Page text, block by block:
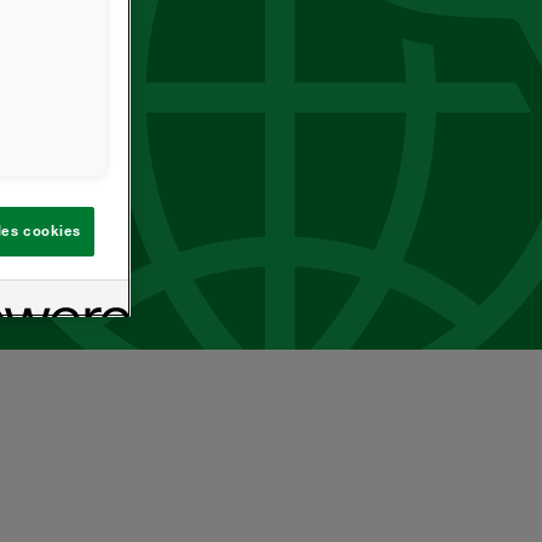
cookies